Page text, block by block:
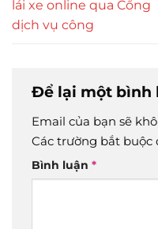
lái xe online qua Cổng
dịch vụ công
Để lại một bình
Email của bạn sẽ
Các trường bắt buộc
Bình luận *